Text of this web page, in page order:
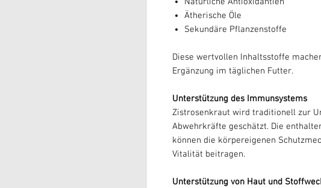
Ätherische Öle
Sekundäre Pflanzenstoffe
Diese wertvollen Inhaltsstoffe
Ergänzung im täglichen Futter.
Unterstützung des Immunsystems
Zistrosenkraut wird traditionell zur
Abwehrkräfte geschätzt. Die
können die körpereigenen
Vitalität beitragen.
Unterstützung von Haut und